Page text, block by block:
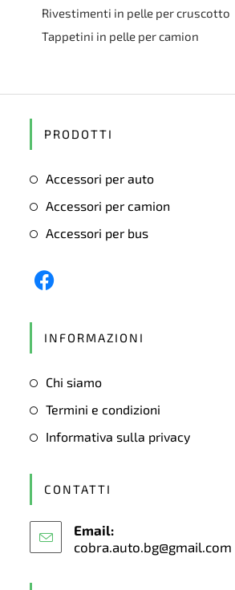
Rivestimenti in pelle per cruscotto
Tappetini in pelle per camion
PRODOTTI
Accessori per auto
Accessori per camion
Accessori per bus
tab
INFORMAZIONI
Chi siamo
Termini e condizioni
Informativa sulla privacy
CONTATTI
Email:
cobra.auto.bg@gmail.com